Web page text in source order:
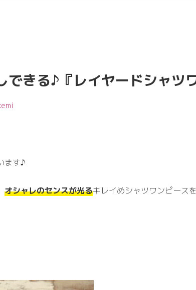
できる♪『レイヤードシャツ
ます♪
オシャレのセンスが光るキレイめシャツワンピース